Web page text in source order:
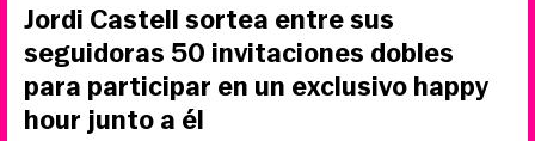
Jordi Castell sortea entre sus
seguidoras 50 invitaciones dobles
para participar en un exclusivo happy
hour junto a él